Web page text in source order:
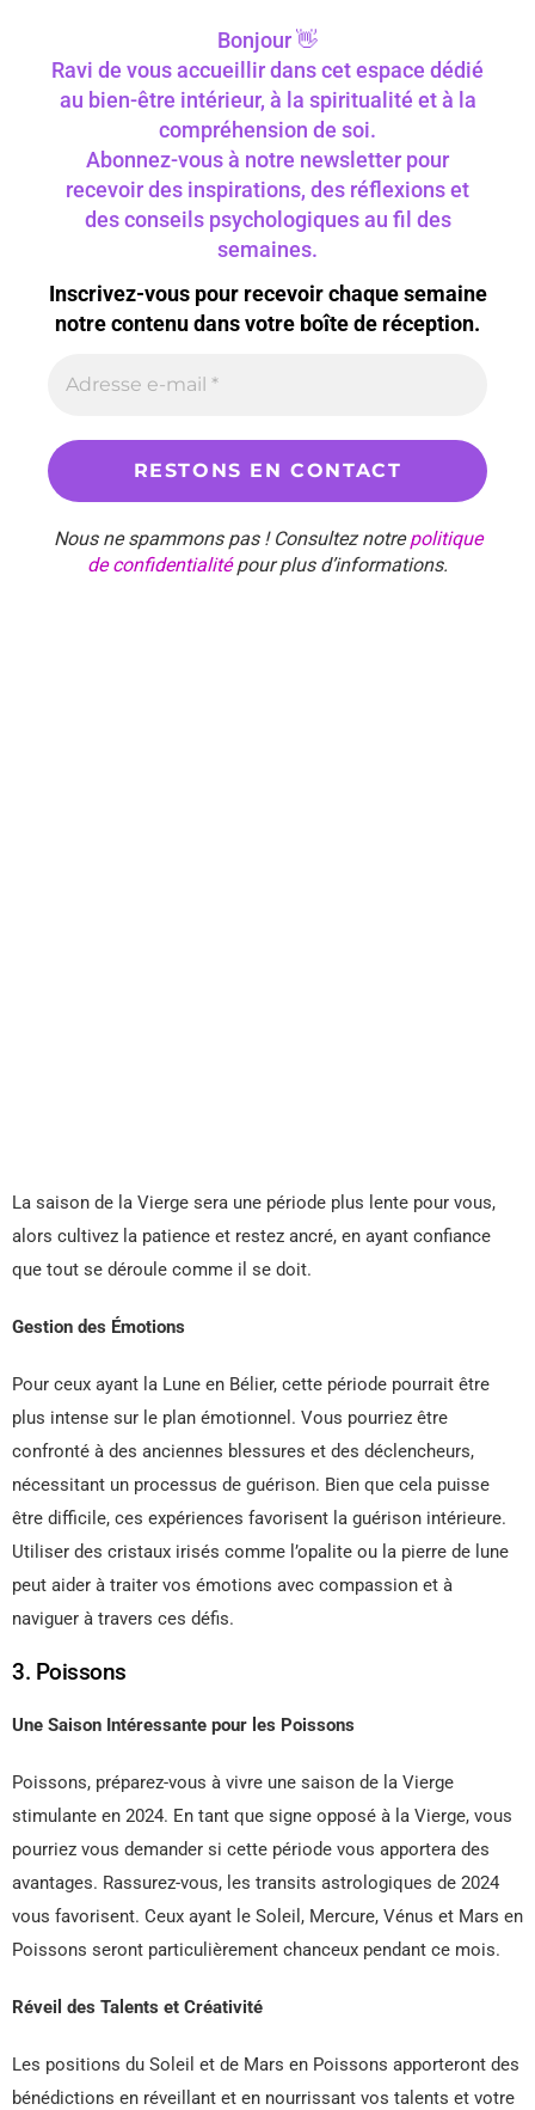
Bonjour 👋
Ravi de vous accueillir dans cet espace dédié
au bien-être intérieur, à la spiritualité et à la
compréhension de soi.
Abonnez-vous à notre newsletter pour
recevoir des inspirations, des réflexions et
des conseils psychologiques au fil des
semaines.
Inscrivez-vous pour recevoir chaque semaine
notre contenu dans votre boîte de réception.
Nous ne spammons pas ! Consultez notrepolitique
de confidentialitépour plus d’informations.
La saison de la Vierge sera une période plus lente pour vous,
alors cultivez la patience et restez ancré, en ayant confiance
que tout se déroule comme il se doit.
Gestion des Émotions
Pour ceux ayant la Lune en Bélier, cette période pourrait être
plus intense sur le plan émotionnel. Vous pourriez être
confronté à des anciennes blessures et des déclencheurs,
nécessitant un processus de guérison. Bien que cela puisse
être difficile, ces expériences favorisent la guérison intérieure.
Utiliser des cristaux irisés comme l’opalite ou la pierre de lune
peut aider à traiter vos émotions avec compassion et à
naviguer à travers ces défis.
3. Poissons
Une Saison Intéressante pour les Poissons
Poissons, préparez-vous à vivre une saison de la Vierge
stimulante en 2024. En tant que signe opposé à la Vierge, vous
pourriez vous demander si cette période vous apportera des
avantages. Rassurez-vous, les transits astrologiques de 2024
vous favorisent. Ceux ayant le Soleil, Mercure, Vénus et Mars en
Poissons seront particulièrement chanceux pendant ce mois.
Réveil des Talents et Créativité
Les positions du Soleil et de Mars en Poissons apporteront des
bénédictions en réveillant et en nourrissant vos talents et votre